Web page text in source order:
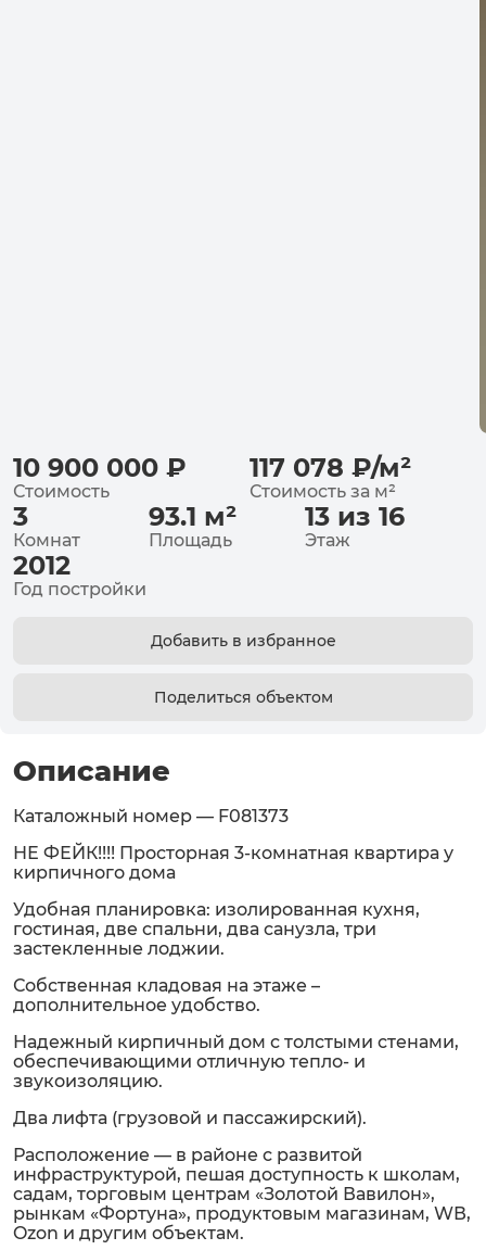
10 900 000 ₽
Стоимость
117 078 ₽/м²
Стоимость за м²
3
Комнат
93.1 м²
Площадь
13 из 16
Этаж
2012
Год постройки
Добавить в избранное
Поделиться объектом
Описание
Каталожный номер — F081373
НЕ ФЕЙК!!!! Просторная 3-комнатная квартира у
кирпичного дома
Удобная планировка: изолированная кухня,
гостиная, две спальни, два санузла, три
застекленные лоджии.
Собственная кладовая на этаже –
дополнительное удобство.
Надежный кирпичный дом с толстыми стенами,
обеспечивающими отличную тепло- и
звукоизоляцию.
Два лифта (грузовой и пассажирский).
Расположение — в районе с развитой
инфраструктурой, пешая доступность к школам,
садам, торговым центрам «Золотой Вавилон»,
рынкам «Фортуна», продуктовым магазинам, WВ,
Ozon и другим объектам.